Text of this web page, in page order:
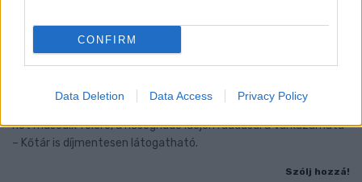
CONFIRM
Data Deletion Data Access Privacy Policy
A RÓMAIAKTÓL AZ AGYAGKATONÁKIG –
TÁRLATVEZETÉSEK, WORKSHOP ÉS
KÖZÖNSÉGTALÁLKOZÓ VÁRJA A LÁTOGATÓKAT A
hét második felére, a hőségriadó idején ráadásul a Várkazamata
– Kőtár is díjmentesen látogatható.
Szólj hozzá!